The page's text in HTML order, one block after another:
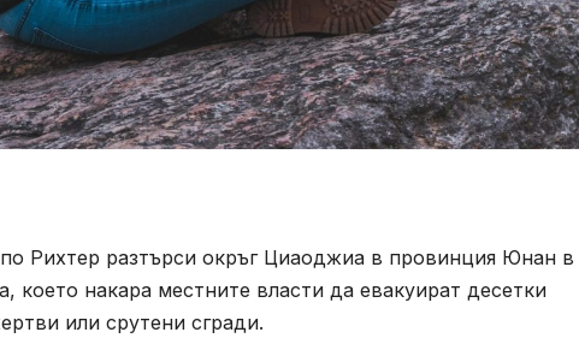
Рихтер разтърси окръг Циаоджиа в провинция Юнан в
което накара местните власти да евакуират десетки
или срутени сгради.